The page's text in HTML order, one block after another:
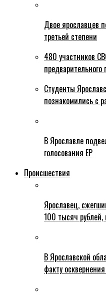
Двое ярославцев
третьей степени
480 участников
предварительного
Студенты
познакомились с
В Ярославле
голосования ЕР
Происшествия
Ярославец,
100 тысяч
В Ярославской
факту